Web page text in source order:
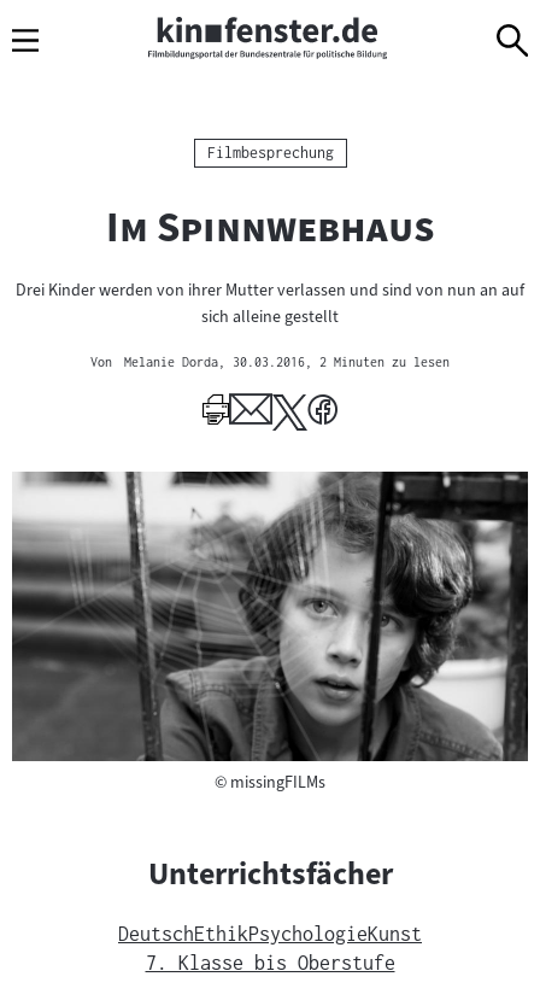
Navigation
zum
zur
Kategorie:
Filmbesprechung
"
Im Spinnwebhaus"
Drei Kinder werden von ihrer Mutter verlassen und sind von nun an auf
sich alleine gestellt
Von Melanie Dorda , 30.03.2016 , 2 Minuten zu lesen
©Copyright
missingFILMs
Unterrichtsfächer
DeutschEthikPsychologieKunst
7. Klasse bis Oberstufe